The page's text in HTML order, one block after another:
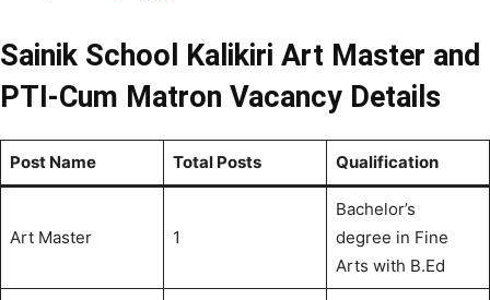
Sainik School Kalikiri Art Master and
PTI-Cum Matron Vacancy Details
Post Name Total Posts Qualification
Art Master 1
Bachelor’s
degree in Fine
Arts with B.Ed